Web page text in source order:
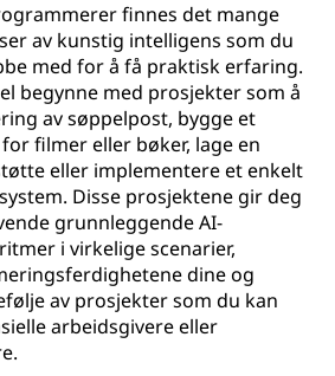
finnes det mange
av kunstig intelligens som du
med for å få praktisk erfaring.
begynne med prosjekter som å
av søppelpost, bygge et
filmer eller bøker, lage en
eller implementere et enkelt
Disse prosjektene gir deg
grunnleggende AI-
i virkelige scenarier,
dine og
av prosjekter som du kan
arbeidsgivere eller